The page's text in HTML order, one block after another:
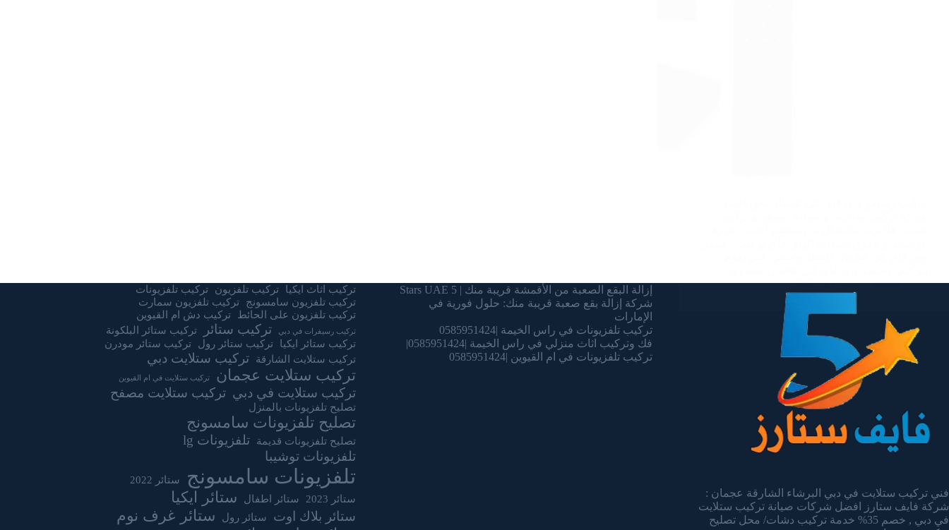
admin
يناير 13, 2025
فني تركيب ستلايت في دبي البرشاء الشارقة عجمان :
شركة فايف ستارز افضل شركات صيانة تركيب ستلايت
في دبي , خصم 35% خدمة تركيب دشات/ محل تصليح
إزالة البقع الصعبة من الأقمشة قريبة منك | 5 Stars UAE
شركة إزالة بقع صعبة قريبة منك: حلول فورية في
الإمارات
تركيب تلفزيونات في راس الخيمة |0585951424
فك وتركيب اثاث منزلي في راس الخيمة |0585951424|
تركيب تلفزيونات في ام القيوين |0585951424
تركيب اثاث ايكيا تركيب تلفزيون
تركيب تلفزيونات
تركيب تلفزيون سامسونج
تركيب تلفزيون سمارت
تركيب تلفزيون على الحائط
تركيب دش ام القيوين
تركيب رسيفرات في دبي تركيب ستائر
تركيب ستائر البلكونة
تركيب ستائر ايكيا
تركيب ستائر رول
تركيب ستائر مودرن
تركيب ستلايت الشارقة
تركيب ستلايت دبي
تركيب ستلايت عجمان تركيب ستلايت في ام القيوين
تركيب ستلايت في دبي تركيب ستلايت مصفح
تصليح تلفزيونات بالمنزل
تصليح تلفزيونات سامسونج
تصليح تلفزيونات قديمة
تلفزيونات lg
تلفزيونات توشيبا
تلفزيونات سامسونج
ستائر 2022
ستائر 2023
ستائر اطفال ستائر ايكيا
ستائر بلاك اوت ستائر رول
ستائر غرف نوم